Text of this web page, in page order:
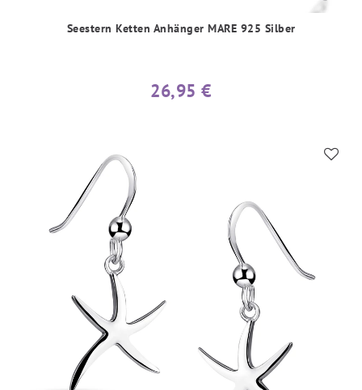
Seestern Ketten Anhänger MARE 925 Silber
26,95 €